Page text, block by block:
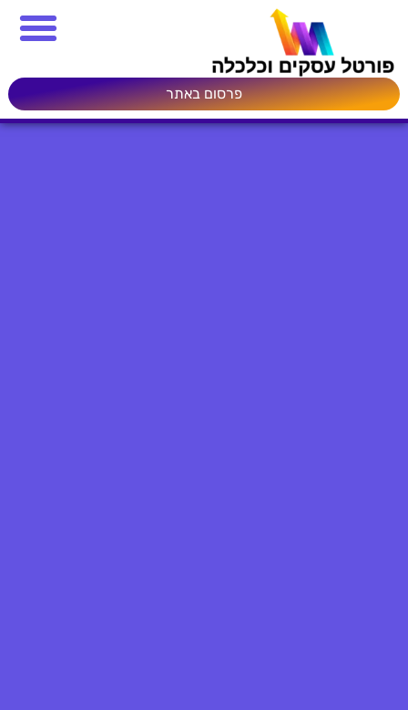
פרסום באתר